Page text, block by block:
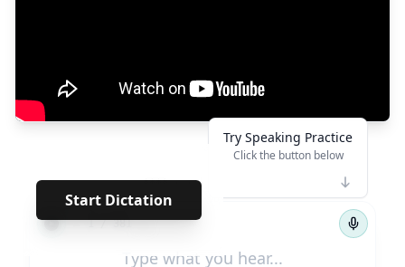
Start Dictation
**** · · · · · ·
← 1/381 →
Try Speaking Practice
Click the button below